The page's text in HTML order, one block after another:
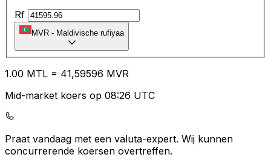
Rf
MVR - Maldivische rufiyaa
1.00 MTL = 41,59596 MVR
Mid-market koers op 08:26 UTC
Praat vandaag met een valuta-expert. Wij kunnen
concurrerende koersen overtreffen.